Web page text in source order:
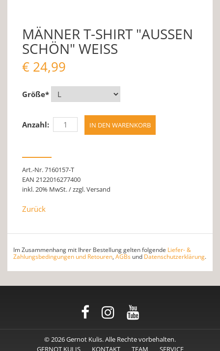
MÄNNER T-SHIRT "AUSSEN
SCHÖN" WEISS
€ 24,99
Größe*
Anzahl:
Art.-Nr. 7160157-T
EAN 2122016277400
inkl. 20% MwSt. / zzgl. Versand
Zurück
Im Zusammenhang mit Ihrer Bestellung gelten folgende Liefer- &
Zahlungsbedingungen und Retouren, AGBs und Datenschutzerklärung.
© 2026 Gernot Kulis. Alle Rechte vorbehalten.
GERNOT KULIS
KONTAKT TEAM SERVICE